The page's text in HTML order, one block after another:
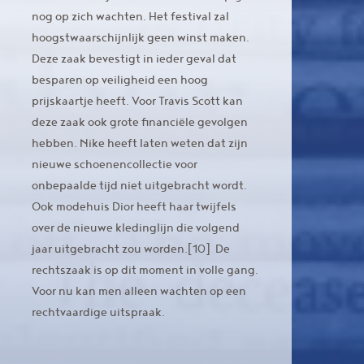
nog op zich wachten. Het festival zal
hoogstwaarschijnlijk geen winst maken.
Deze zaak bevestigt in ieder geval dat
besparen op veiligheid een hoog
prijskaartje heeft. Voor Travis Scott kan
deze zaak ook grote financiële gevolgen
hebben. Nike heeft laten weten dat zijn
nieuwe schoenencollectie voor
onbepaalde tijd niet uitgebracht wordt.
Ook modehuis Dior heeft haar twijfels
over de nieuwe kledinglijn die volgend
jaar uitgebracht zou worden.[10] De
rechtszaak is op dit moment in volle gang.
Voor nu kan men alleen wachten op een
rechtvaardige uitspraak.